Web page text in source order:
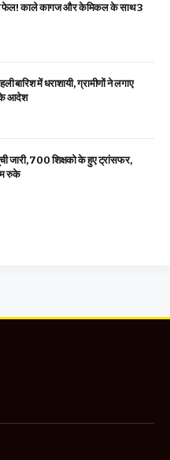
फेल! काले कागज और केमिकल के साथ 3
बारिश में धराशायी, ग्रामीणों ने लगाए
के आदेश
जारी, 700 शिक्षको के हुए ट्रांसफर,
रुके